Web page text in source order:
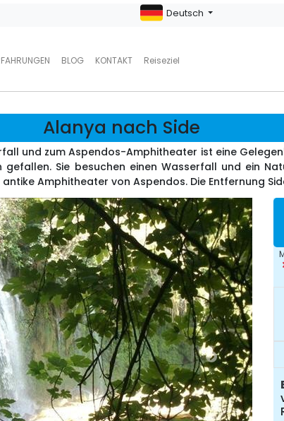
BLOG KONTAKT Reiseziel
Deutsch
Alanya nach Side
und zum Aspendos-Amphitheater ist eine
Sie besuchen einen Wasserfall und ein
Amphitheater von Aspendos. Die Entfernung